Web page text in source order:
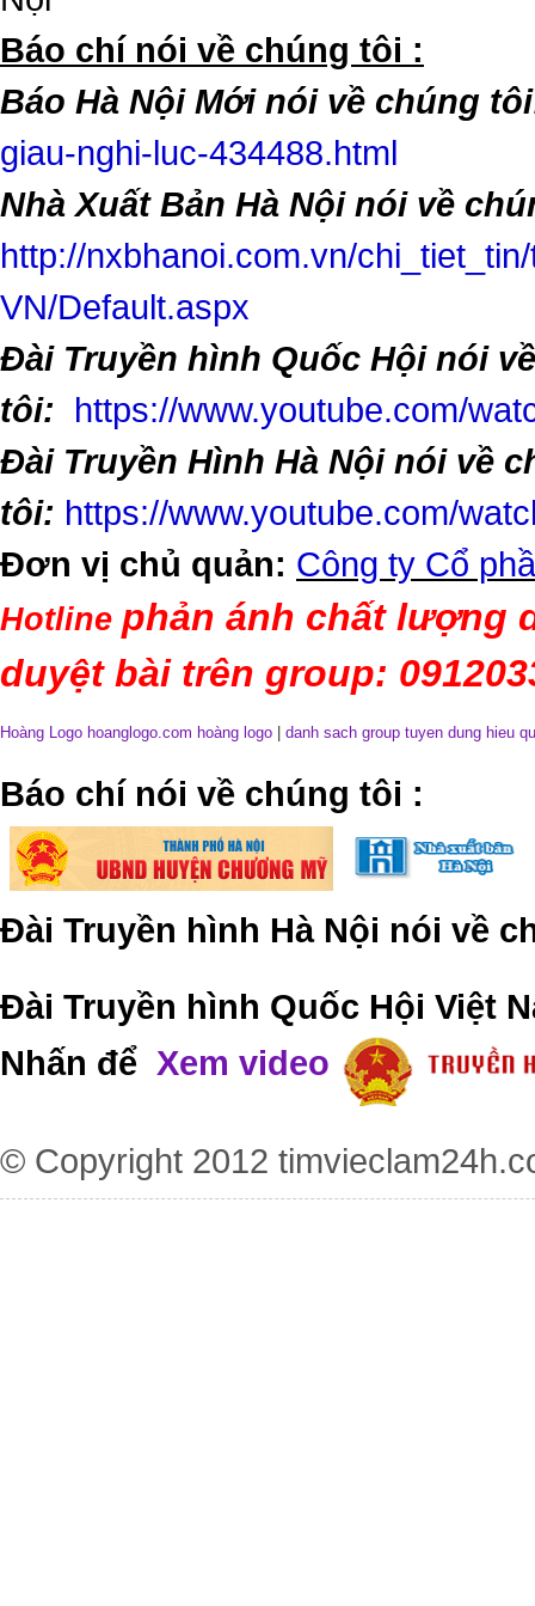
​Báo chí nói về chúng tôi :
Báo Hà Nội Mới nói về chúng
giau-nghi-luc-434488.html
Nhà Xuất Bản Hà Nội nói về
http://nxbhanoi.com.vn/
VN/Default.aspx
Đài Truyền hình Quốc Hội nói
tôi:
https://www.youtube.com/
Đài Truyền Hình Hà Nội nói về
tôi: https://www.youtube.com/
Đơn vị chủ quản: Công ty Cổ
Hotline phản ánh chất lượng
duyệt bài trên group:
Hoàng Logo hoanglogo.com hoàng logo danh sach group tuyen dung hieu
​Báo chí nói về chúng tôi :
Đài Truyền hình Hà Nội nói về
Đài Truyền hình Quốc Hội Việt
Nhấn để Xem video
© Copyright 2012